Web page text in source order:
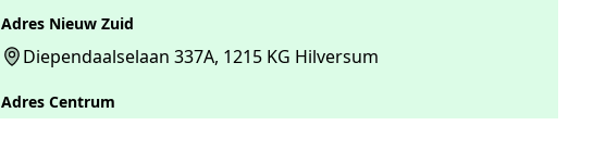
Adres Nieuw Zuid
Diependaalselaan 337A, 1215 KG Hilversum
Adres Centrum